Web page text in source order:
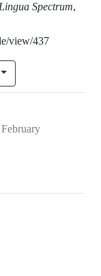
Spectrum,
view/437